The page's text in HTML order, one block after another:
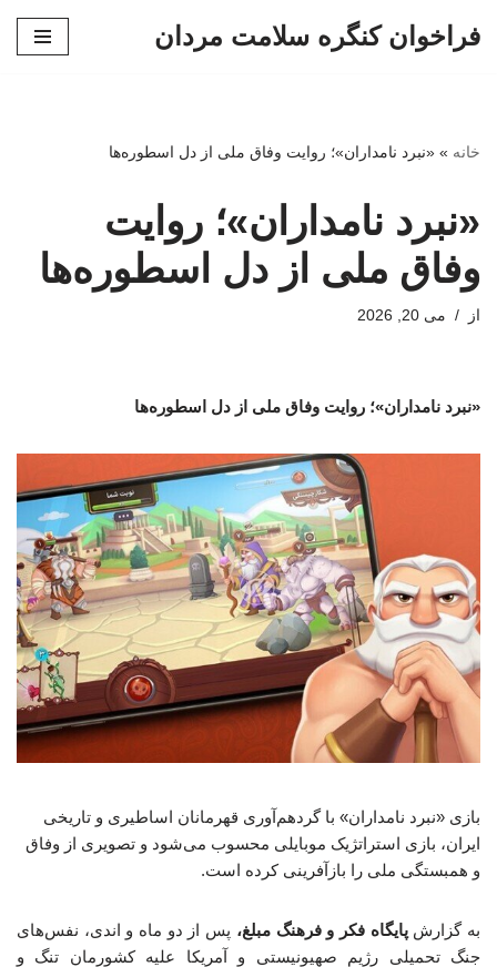
فراخوان کنگره سلامت مردان
خانه » «نبرد نامداران»؛ روایت وفاق ملی از دل اسطوره‌ها
«نبرد نامداران»؛ روایت
وفاق ملی از دل اسطوره‌ها
از می 20, 2026
«نبرد نامداران»؛ روایت وفاق ملی از دل اسطوره‌ها
بازی «نبرد نامداران» با گردهم‌آوری قهرمانان اساطیری و تاریخی
ایران، بازی استراتژیک موبایلی محسوب می‌شود و تصویری از وفاق
و همبستگی ملی را بازآفرینی کرده است.
به گزارشپایگاه فکر و فرهنگ مبلغ، پس از دو ماه و اندی، نفس‌های
جنگ تحمیلی رژیم صهیونیستی و آمریکا علیه کشورمان تنگ و